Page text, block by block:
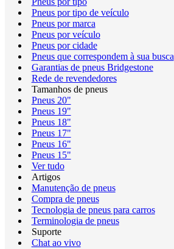
Pneus por tipo de veículo
Pneus por marca
Pneus por veículo
Pneus por cidade
Pneus que correspondem à sua busca
Garantias de pneus Bridgestone
Rede de revendedores
Tamanhos de pneus
Pneus 20"
Pneus 19"
Pneus 18"
Pneus 17"
Pneus 16"
Pneus 15"
Ver tudo
Artigos
Manutenção de pneus
Compra de pneus
Tecnologia de pneus para carros
Terminologia de pneus
Suporte
Chat ao vivo